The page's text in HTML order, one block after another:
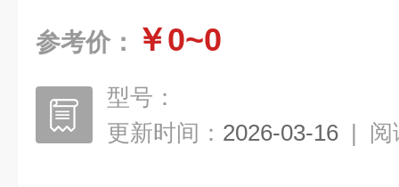
参考价： ￥0~0
型号：
更新时间： 2026-03-16 | 阅